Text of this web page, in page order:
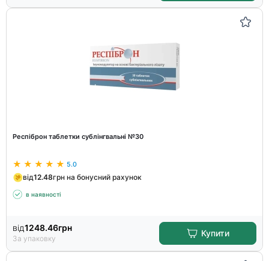
Респіброн таблетки сублінгвальні №30
5.0
від12.48грн на бонусний рахунок
в наявності
від1248.46грн
За упаковку
Купити